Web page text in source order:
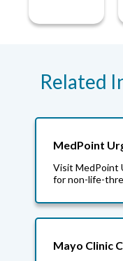
Related
MedPoint
Visit MedPoint
for non-life-
Mayo Clinic